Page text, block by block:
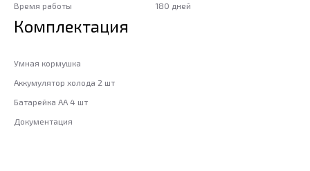
Время работы
180 дней
Комплектация
Умная кормушка
Аккумулятор холода 2 шт
Батарейка АА 4 шт
Документация